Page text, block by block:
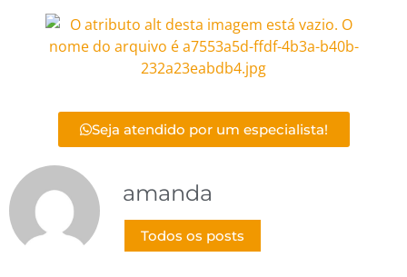
Seja atendido por um especialista!
amanda
Todos os posts